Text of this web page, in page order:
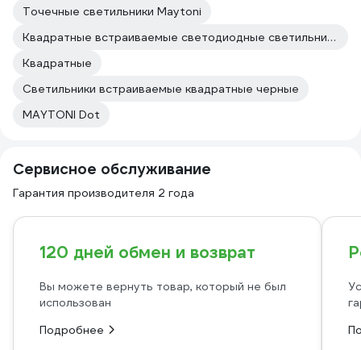
Точечные светильники Maytoni
Квадратные встраиваемые светодиодные светильники
Квадратные
Светильники встраиваемые квадратные черные
MAYTONI Dot
Сервисное обслуживание
Гарантия производителя 2 года
120 дней обмен и возврат
Вы можете вернуть товар, который не был
использован
Подробнее